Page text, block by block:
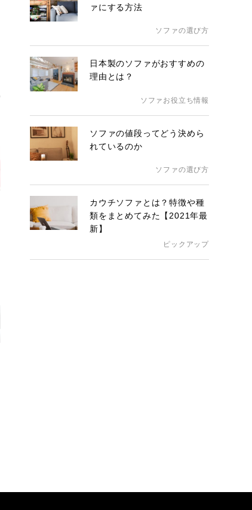
ァにする方法
ソファの選び方
日本製のソファがおすすめの
理由とは？
ソファお役立ち情報
ソファの値段ってどう決めら
れているのか
ソファの選び方
カウチソファとは？特徴や種
類をまとめてみた【2021年最
新】
ピックアップ